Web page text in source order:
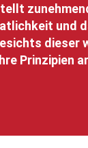
und
dieser
Prinzipien